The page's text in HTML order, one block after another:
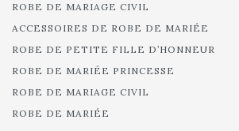
ROBE DE MARIAGE CIVIL
ACCESSOIRES DE ROBE DE MARIÉE
ROBE DE PETITE FILLE D’HONNEUR
ROBE DE MARIÉE PRINCESSE
ROBE DE MARIAGE CIVIL
ROBE DE MARIÉE